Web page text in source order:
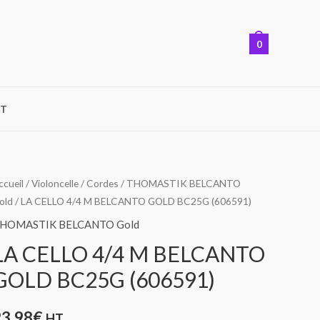
0
/Violoncelle/Cordes / THOMASTIK BELCANTO
/ LA CELLO 4/4 M BELCANTO GOLD BC25G (606591)
BELCANTO Gold
CELLO 4/4 M BELCANTO
BC25G (606591)
4